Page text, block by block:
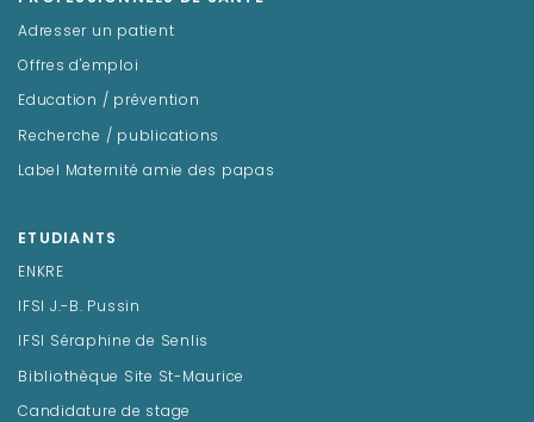
Adresser un patient
Offres d'emploi
Education / prévention
Recherche / publications
Label Maternité amie des papas
ETUDIANTS
ENKRE
IFSI J.-B. Pussin
IFSI Séraphine de Senlis
Bibliothèque Site St-Maurice
Candidature de stage